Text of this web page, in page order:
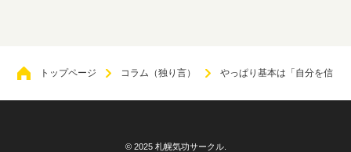
トップページ コラム（独り言） やっぱり基本は「自分を信じ
© 2025 札幌気功サークル.